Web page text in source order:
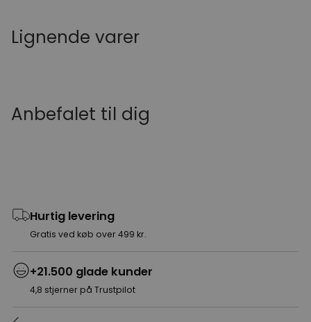
Lignende varer
Anbefalet til dig
Hurtig levering
Gratis ved køb over 499 kr.
+21.500 glade kunder
4,8 stjerner på Trustpilot